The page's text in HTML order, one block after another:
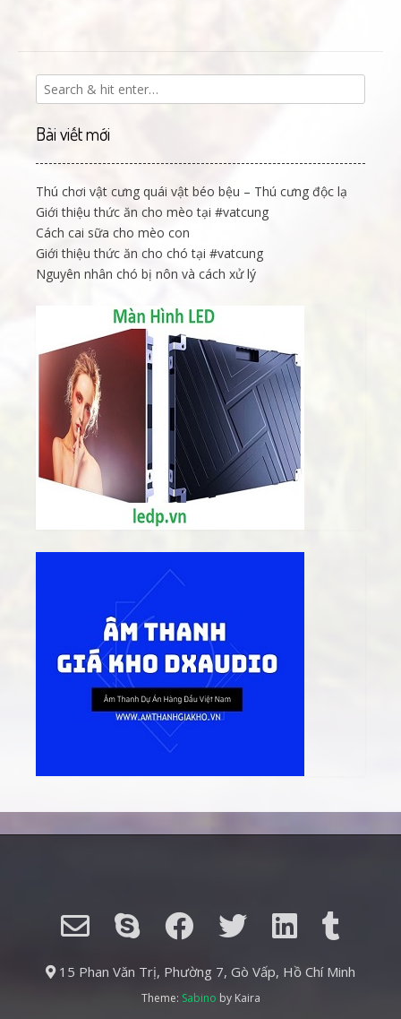
Bài viết mới
Thú chơi vật cưng quái vật béo bệu – Thú cưng độc lạ
Giới thiệu thức ăn cho mèo tại #vatcung
Cách cai sữa cho mèo con
Giới thiệu thức ăn cho chó tại #vatcung
Nguyên nhân chó bị nôn và cách xử lý
15 Phan Văn Trị, Phường 7, Gò Vấp, Hồ Chí Minh
Theme: Sabino by Kaira